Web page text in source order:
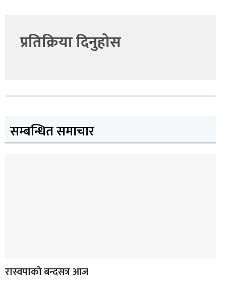
प्रतिक्रिया दिनुहोस
सम्बन्धित समाचार
रास्वपाको बन्दसत्र आज